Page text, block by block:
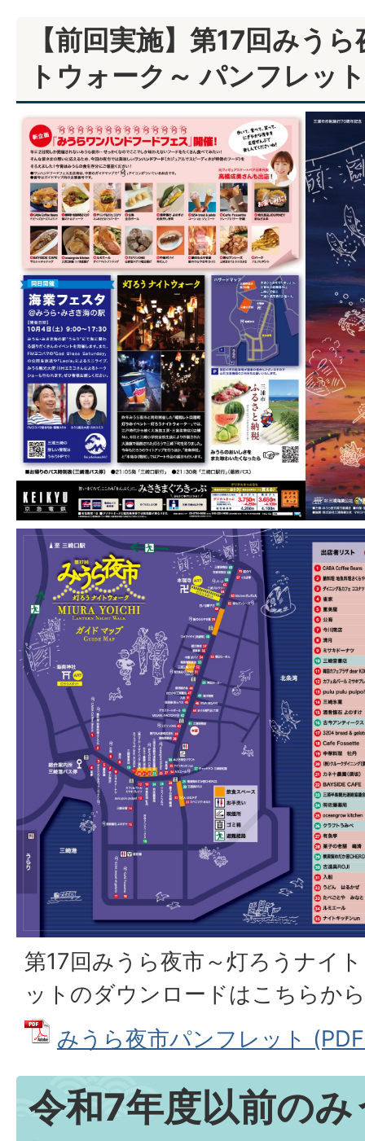
【前回実施】第17回みう
トウォーク～ パンフレット
第17回みうら夜市～灯ろうナイ
ットのダウンロードはこちらか
みうら夜市パンフレット
令和7年度以前の